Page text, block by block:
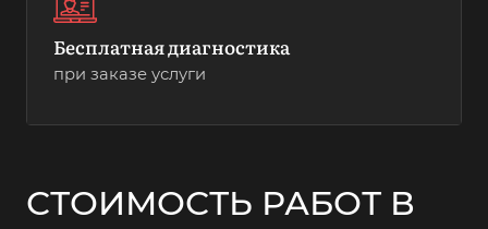
Бесплатная диагностика
при заказе услуги
СТОИМОСТЬ РАБОТ В